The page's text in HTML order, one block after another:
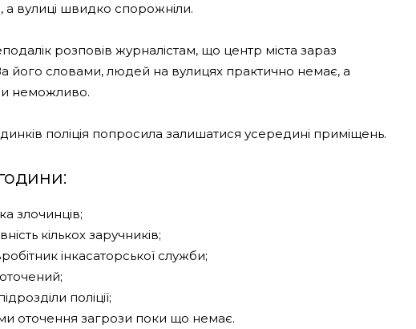
а вулиці швидко спорожніли.
розповів журналістам, що центр міста зараз
його словами, людей на вулицях практично немає, а
неможливо.
поліція попросила залишатися усередині приміщень.
злочинців;
кількох заручників;
інкасаторської служби;
поліції;
оточення загрози поки що немає.